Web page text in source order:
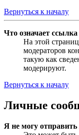
Вернуться к началу
Что означает
На этой
модераторов
такую как
модерируют.
Вернуться к началу
Личные
Я не могу